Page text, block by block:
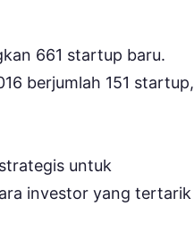
661 startup baru.
berjumlah 151 startup,
untuk
investor yang tertarik